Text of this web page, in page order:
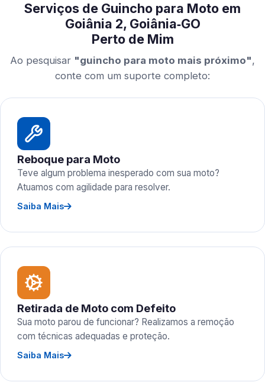
Serviços de Guincho para Moto em
Goiânia 2, Goiânia‑GO
Perto de Mim
Ao pesquisar "guincho para moto mais próximo",
conte com um suporte completo:
Reboque para Moto
Teve algum problema inesperado com sua moto?
Atuamos com agilidade para resolver.
Saiba Mais
Retirada de Moto com Defeito
Sua moto parou de funcionar? Realizamos a remoção
com técnicas adequadas e proteção.
Saiba Mais